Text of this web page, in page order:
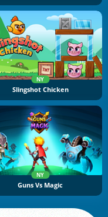
NY
Slingshot Chicken
NY
Guns Vs Magic